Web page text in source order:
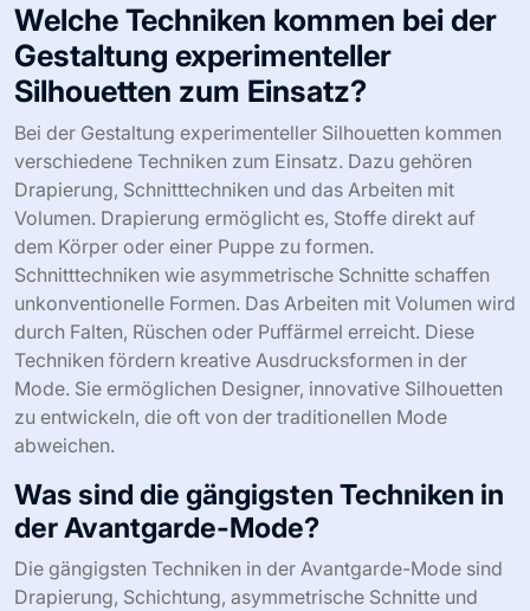
Welche Techniken kommen bei der
Gestaltung experimenteller
Silhouetten zum Einsatz?
Bei der Gestaltung experimenteller Silhouetten kommen
verschiedene Techniken zum Einsatz. Dazu gehören
Drapierung, Schnitttechniken und das Arbeiten mit
Volumen. Drapierung ermöglicht es, Stoffe direkt auf
dem Körper oder einer Puppe zu formen.
Schnitttechniken wie asymmetrische Schnitte schaffen
unkonventionelle Formen. Das Arbeiten mit Volumen wird
durch Falten, Rüschen oder Puffärmel erreicht. Diese
Techniken fördern kreative Ausdrucksformen in der
Mode. Sie ermöglichen Designer, innovative Silhouetten
zu entwickeln, die oft von der traditionellen Mode
abweichen.
Was sind die gängigsten Techniken in
der Avantgarde-Mode?
Die gängigsten Techniken in der Avantgarde-Mode sind
Drapierung, Schichtung, asymmetrische Schnitte und